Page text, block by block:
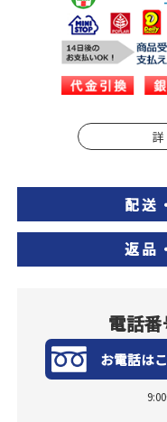
配送
返品
電話
お電話は